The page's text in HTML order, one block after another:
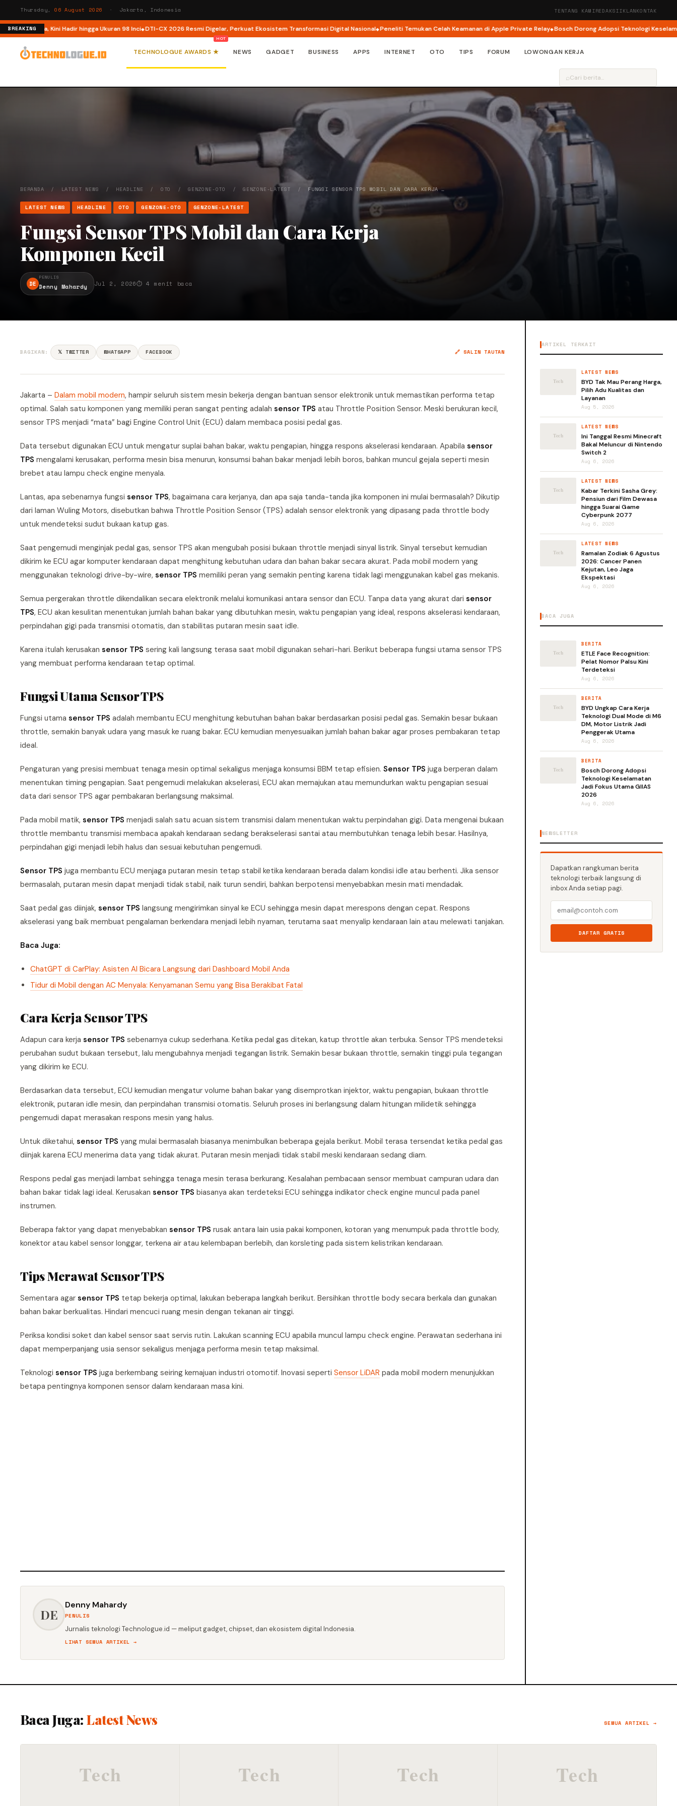
Thursday, 06 August 2026 · Jakarta, Indonesia TENTANG KAMIREDAKSIIKLANKONTAK
BREAKING
Kini Hadir hingga Ukuran 98 Inci DTI-CX 2026 Resmi Digelar, Perkuat Ekosistem Transformasi Digital Nasional Peneliti Temukan Celah Keamanan di Apple Private Relay Bosch Dorong Adopsi Teknologi Keselamatan Jadi
TECHNOLOGUE AWARDS ★ NEWS GADGET BUSINESS APPS INTERNET OTO TIPS FORUM LOWONGAN KERJA
⌕
BERANDA / LATEST NEWS / HEADLINE / OTO /GENZONE-OTO /GENZONE-LATEST / FUNGSI SENSOR TPS MOBIL DAN CARA KERJA …
LATEST NEWS HEADLINE OTO GENZONE-OTO GENZONE-LATEST
Fungsi Sensor TPS Mobil dan Cara Kerja
Komponen Kecil
DE
PENULIS
Denny Mahardy Jul 2, 2026⏱ 4 menit baca
BAGIKAN: 𝕏 TWITTER WHATSAPP FACEBOOK 🔗 SALIN TAUTAN
Jakarta – Dalam mobil modern, hampir seluruh sistem mesin bekerja dengan bantuan sensor elektronik untuk memastikan performa tetap
optimal. Salah satu komponen yang memiliki peran sangat penting adalah sensor TPS atau Throttle Position Sensor. Meski berukuran kecil,
sensor TPS menjadi “mata” bagi Engine Control Unit (ECU) dalam membaca posisi pedal gas.
Data tersebut digunakan ECU untuk mengatur suplai bahan bakar, waktu pengapian, hingga respons akselerasi kendaraan. Apabila sensor
TPS mengalami kerusakan, performa mesin bisa menurun, konsumsi bahan bakar menjadi lebih boros, bahkan muncul gejala seperti mesin
brebet atau lampu check engine menyala.
Lantas, apa sebenarnya fungsi sensor TPS, bagaimana cara kerjanya, dan apa saja tanda-tanda jika komponen ini mulai bermasalah? Dikutip
dari laman Wuling Motors, disebutkan bahwa Throttle Position Sensor (TPS) adalah sensor elektronik yang dipasang pada throttle body
untuk mendeteksi sudut bukaan katup gas.
Saat pengemudi menginjak pedal gas, sensor TPS akan mengubah posisi bukaan throttle menjadi sinyal listrik. Sinyal tersebut kemudian
dikirim ke ECU agar komputer kendaraan dapat menghitung kebutuhan udara dan bahan bakar secara akurat. Pada mobil modern yang
menggunakan teknologi drive-by-wire, sensor TPS memiliki peran yang semakin penting karena tidak lagi menggunakan kabel gas mekanis.
Semua pergerakan throttle dikendalikan secara elektronik melalui komunikasi antara sensor dan ECU. Tanpa data yang akurat dari sensor
TPS, ECU akan kesulitan menentukan jumlah bahan bakar yang dibutuhkan mesin, waktu pengapian yang ideal, respons akselerasi kendaraan,
perpindahan gigi pada transmisi otomatis, dan stabilitas putaran mesin saat idle.
Karena itulah kerusakan sensor TPS sering kali langsung terasa saat mobil digunakan sehari-hari. Berikut beberapa fungsi utama sensor TPS
yang membuat performa kendaraan tetap optimal.
Fungsi Utama Sensor TPS
Fungsi utama sensor TPS adalah membantu ECU menghitung kebutuhan bahan bakar berdasarkan posisi pedal gas. Semakin besar bukaan
throttle, semakin banyak udara yang masuk ke ruang bakar. ECU kemudian menyesuaikan jumlah bahan bakar agar proses pembakaran tetap
ideal.
Pengaturan yang presisi membuat tenaga mesin optimal sekaligus menjaga konsumsi BBM tetap efisien. Sensor TPS juga berperan dalam
menentukan timing pengapian. Saat pengemudi melakukan akselerasi, ECU akan memajukan atau memundurkan waktu pengapian sesuai
data dari sensor TPS agar pembakaran berlangsung maksimal.
Pada mobil matik, sensor TPS menjadi salah satu acuan sistem transmisi dalam menentukan waktu perpindahan gigi. Data mengenai bukaan
throttle membantu transmisi membaca apakah kendaraan sedang berakselerasi santai atau membutuhkan tenaga lebih besar. Hasilnya,
perpindahan gigi menjadi lebih halus dan sesuai kebutuhan pengemudi.
Sensor TPS juga membantu ECU menjaga putaran mesin tetap stabil ketika kendaraan berada dalam kondisi idle atau berhenti. Jika sensor
bermasalah, putaran mesin dapat menjadi tidak stabil, naik turun sendiri, bahkan berpotensi menyebabkan mesin mati mendadak.
Saat pedal gas diinjak, sensor TPS langsung mengirimkan sinyal ke ECU sehingga mesin dapat merespons dengan cepat. Respons
akselerasi yang baik membuat pengalaman berkendara menjadi lebih nyaman, terutama saat menyalip kendaraan lain atau melewati tanjakan.
Baca Juga:
ChatGPT di CarPlay: Asisten AI Bicara Langsung dari Dashboard Mobil Anda
Tidur di Mobil dengan AC Menyala: Kenyamanan Semu yang Bisa Berakibat Fatal
Cara Kerja Sensor TPS
Adapun cara kerja sensor TPS sebenarnya cukup sederhana. Ketika pedal gas ditekan, katup throttle akan terbuka. Sensor TPS mendeteksi
perubahan sudut bukaan tersebut, lalu mengubahnya menjadi tegangan listrik. Semakin besar bukaan throttle, semakin tinggi pula tegangan
yang dikirim ke ECU.
Berdasarkan data tersebut, ECU kemudian mengatur volume bahan bakar yang disemprotkan injektor, waktu pengapian, bukaan throttle
elektronik, putaran idle mesin, dan perpindahan transmisi otomatis. Seluruh proses ini berlangsung dalam hitungan milidetik sehingga
pengemudi dapat merasakan respons mesin yang halus.
Untuk diketahui, sensor TPS yang mulai bermasalah biasanya menimbulkan beberapa gejala berikut. Mobil terasa tersendat ketika pedal gas
diinjak karena ECU menerima data yang tidak akurat. Putaran mesin menjadi tidak stabil meski kendaraan sedang diam.
Respons pedal gas menjadi lambat sehingga tenaga mesin terasa berkurang. Kesalahan pembacaan sensor membuat campuran udara dan
bahan bakar tidak lagi ideal. Kerusakan sensor TPS biasanya akan terdeteksi ECU sehingga indikator check engine muncul pada panel
instrumen.
Beberapa faktor yang dapat menyebabkan sensor TPS rusak antara lain usia pakai komponen, kotoran yang menumpuk pada throttle body,
konektor atau kabel sensor longgar, terkena air atau kelembapan berlebih, dan korsleting pada sistem kelistrikan kendaraan.
Tips Merawat Sensor TPS
Sementara agar sensor TPS tetap bekerja optimal, lakukan beberapa langkah berikut. Bersihkan throttle body secara berkala dan gunakan
bahan bakar berkualitas. Hindari mencuci ruang mesin dengan tekanan air tinggi.
Periksa kondisi soket dan kabel sensor saat servis rutin. Lakukan scanning ECU apabila muncul lampu check engine. Perawatan sederhana ini
dapat memperpanjang usia sensor sekaligus menjaga performa mesin tetap maksimal.
Teknologi sensor TPS juga berkembang seiring kemajuan industri otomotif. Inovasi seperti Sensor LiDAR pada mobil modern menunjukkan
betapa pentingnya komponen sensor dalam kendaraan masa kini.
DE
Denny Mahardy
PENULIS
Jurnalis teknologi Technologue.id — meliput gadget, chipset, dan ekosistem digital Indonesia.
LIHAT SEMUA ARTIKEL →
ARTIKEL TERKAIT
LATEST NEWS
BYD Tak Mau Perang Harga,
Pilih Adu Kualitas dan
Layanan
Aug 5, 2026
LATEST NEWS
Ini Tanggal Resmi Minecraft
Bakal Meluncur di Nintendo
Switch 2
Aug 6, 2026
LATEST NEWS
Kabar Terkini Sasha Grey:
Pensiun dari Film Dewasa
hingga Suarai Game
Cyberpunk 2077
Aug 6, 2026
LATEST NEWS
Ramalan Zodiak 6 Agustus
2026: Cancer Panen
Kejutan, Leo Jaga
Ekspektasi
Aug 6, 2026
BACA JUGA
BERITA
ETLE Face Recognition:
Pelat Nomor Palsu Kini
Terdeteksi
Aug 6, 2026
BERITA
BYD Ungkap Cara Kerja
Teknologi Dual Mode di M6
DM, Motor Listrik Jadi
Penggerak Utama
Aug 6, 2026
BERITA
Bosch Dorong Adopsi
Teknologi Keselamatan
Jadi Fokus Utama GIIAS
2026
Aug 6, 2026
NEWSLETTER
Dapatkan rangkuman berita
teknologi terbaik langsung di
inbox Anda setiap pagi.
DAFTAR GRATIS
Baca Juga: Latest News SEMUA ARTIKEL →